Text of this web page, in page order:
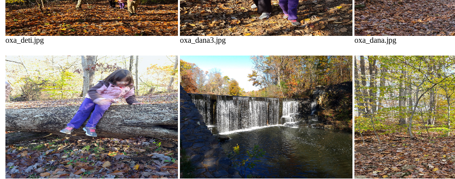
oxa_deti.jpg oxa_dana3.jpg oxa_dana.jpg